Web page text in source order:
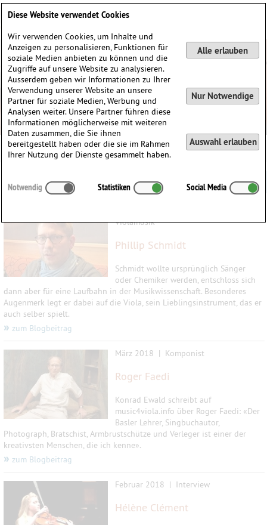
Violablog
Violamusik
Phillip Schmidt
Schmidt wollte ursprünglich Sänger
oder Chemiker werden, entschloss sich
dann aber für eine Laufbahn in der Musikwissenschaft. Besonderes
Augenmerk legt er dabei auf die Viola, sein Lieblingsinstrument, das er
auch selber spielt.
» zum Blogbeitrag
März 2018 | Komponist
Roger Faedi
Konrad Ewald schreibt auf
music4viola.info über Roger Faedi: «Der
Basler Lehrer, Singbuchautor,
Photograph, Bratschist, Armbrustschütze und Verleger ist einer der
kreativsten Menschen, die ich kenne».
» zum Blogbeitrag
Februar 2018 | Interview
Hélène Clément
Diese Website verwendet Cookies
Wir verwenden Cookies, um Inhalte und
Anzeigen zu personalisieren, Funktionen für
soziale Medien anbieten zu können und die
Zugriffe auf unsere Website zu analysieren.
Ausserdem geben wir Informationen zu Ihrer
Verwendung unserer Website an unsere
Partner für soziale Medien, Werbung und
Analysen weiter. Unsere Partner führen diese
Informationen möglicherweise mit weiteren
Daten zusammen, die Sie ihnen
bereitgestellt haben oder die sie im Rahmen
Ihrer Nutzung der Dienste gesammelt haben.
Alle erlauben
Nur Notwendige
Auswahl erlauben
Notwendig Statistiken Social Media